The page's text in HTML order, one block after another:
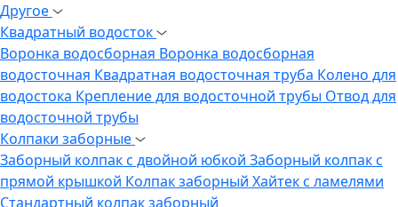
Другое
Квадратный водосток
Воронка водосборная Воронка водосборная
водосточная Квадратная водосточная труба Колено для
водостока Крепление для водосточной трубы Отвод для
водосточной трубы
Колпаки заборные
Заборный колпак с двойной юбкой Заборный колпак с
прямой крышкой Колпак заборный Хайтек с ламелями
Стандартный колпак заборный